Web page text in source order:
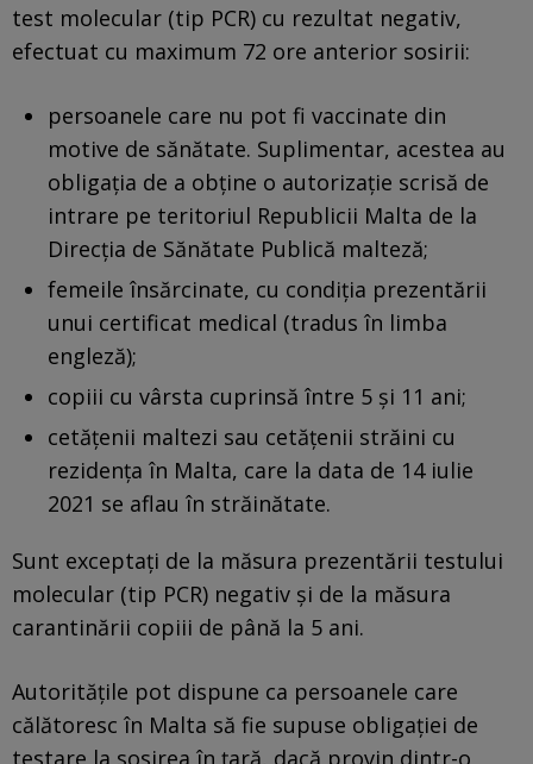
test molecular (tip PCR) cu rezultat negativ,
efectuat cu maximum 72 ore anterior sosirii:
persoanele care nu pot fi vaccinate din
motive de sănătate. Suplimentar, acestea au
obligaţia de a obţine o autorizaţie scrisă de
intrare pe teritoriul Republicii Malta de la
Direcţia de Sănătate Publică malteză;
femeile însărcinate, cu condiţia prezentării
unui certificat medical (tradus în limba
engleză);
copiii cu vârsta cuprinsă între 5 şi 11 ani;
cetăţenii maltezi sau cetăţenii străini cu
rezidenţa în Malta, care la data de 14 iulie
2021 se aflau în străinătate.
Sunt exceptaţi de la măsura prezentării testului
molecular (tip PCR) negativ şi de la măsura
carantinării copiii de până la 5 ani.
Autorităţile pot dispune ca persoanele care
călătoresc în Malta să fie supuse obligaţiei de
testare la sosirea în ţară, dacă provin dintr-o